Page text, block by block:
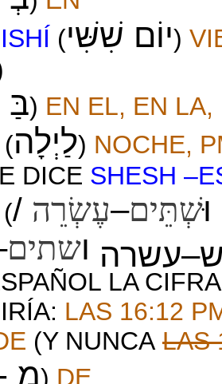
(יוֹם שִׁשִּׁי)
בַּ) EN EL, EN
(לַיְלָה) NOCHE,
DICE SHESH
( שְׁתֵּים–עֶשְׂרֵה /
ושתים
LA
LAS 16:12
(Y NUNCA LAS
מְ) DE